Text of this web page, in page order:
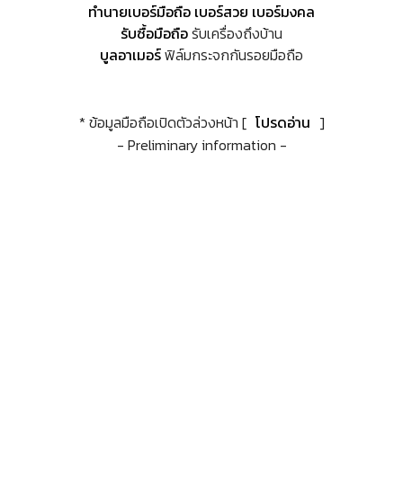
ทำนายเบอร์มือถือ เบอร์สวย เบอร์มงคล
รับซื้อมือถือรับเครื่องถึงบ้าน
บูลอาเมอร์ฟิล์มกระจกกันรอยมือถือ
* ข้อมูลมือถือเปิดตัวล่วงหน้า [ โปรดอ่าน ]
- Preliminary information -